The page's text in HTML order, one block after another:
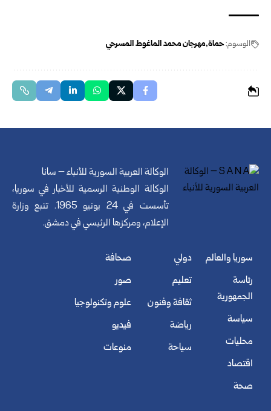
الوسوم:حماة مهرجان محمد الماغوط المسرحي
الوكالة العربية السورية للأنباء – سانا
الوكالة الوطنية الرسمية للأخبار في سوريا،
تأسست في 24 يونيو 1965. تتبع وزارة
الإعلام، ومركزها الرئيسي في دمشق.
سوريا والعالم
رئاسة
الجمهورية
سياسة
محليات
اقتصاد
صحة
دولي
تعليم
ثقافة وفنون
رياضة
سياحة
صحافة
صور
علوم وتكنولوجيا
فيديو
منوعات